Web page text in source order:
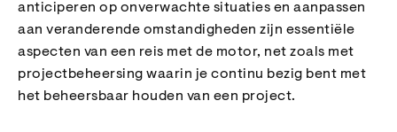
anticiperen op onverwachte situaties en aanpassen
aan veranderende omstandigheden zijn essentiële
aspecten van een reis met de motor, net zoals met
projectbeheersing waarin je continu bezig bent met
het beheersbaar houden van een project.